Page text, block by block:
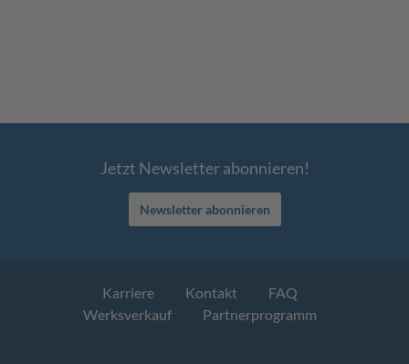
Jetzt Newsletter abonnieren!
Newsletter abonnieren
Karriere Kontakt
FAQ
Werksverkauf
Partnerprogramm